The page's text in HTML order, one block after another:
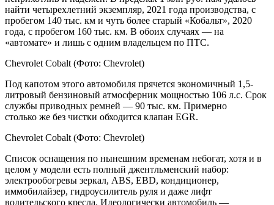
найти четырехлетний экземпляр, 2021 года производства, с
пробегом 140 тыс. км и чуть более старый «Кобальт», 2020
года, с пробегом 160 тыс. км. В обоих случаях — на
«автомате» и лишь с одним владельцем по ПТС.
Chevrolet Cobalt (Фото: Chevrolet)
Под капотом этого автомобиля прячется экономичный 1,5-
литровый бензиновый атмосферник мощностью 106 л.с. Срок
службы приводных ремней — 90 тыс. км. Примерно
столько же без чистки обходится клапан EGR.
Chevrolet Cobalt (Фото: Chevrolet)
Список оснащения по нынешним временам небогат, хотя и в
целом у модели есть полный джентльменский набор:
электрообогревы зеркал, ABS, EBD, кондиционер,
иммобилайзер, гидроусилитель руля и даже лифт
водительского кресла. Идеологически автомобиль —